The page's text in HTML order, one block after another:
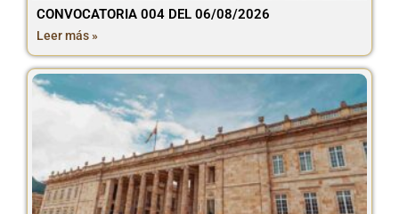
CONVOCATORIA 004 DEL 06/08/2026
Leer más »